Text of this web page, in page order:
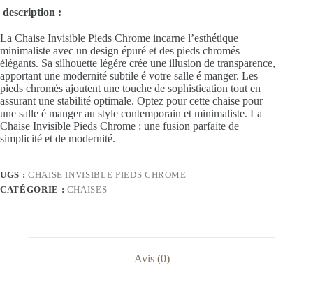
description :
La Chaise Invisible Pieds Chrome incarne l’esthétique
minimaliste avec un design épuré et des pieds chromés
élégants. Sa silhouette légére crée une illusion de transparence,
apportant une modernité subtile é votre salle é manger. Les
pieds chromés ajoutent une touche de sophistication tout en
assurant une stabilité optimale. Optez pour cette chaise pour
une salle é manger au style contemporain et minimaliste. La
Chaise Invisible Pieds Chrome : une fusion parfaite de
simplicité et de modernité.
UGS : CHAISE INVISIBLE PIEDS CHROME
CATÉGORIE : CHAISES
Avis (0)